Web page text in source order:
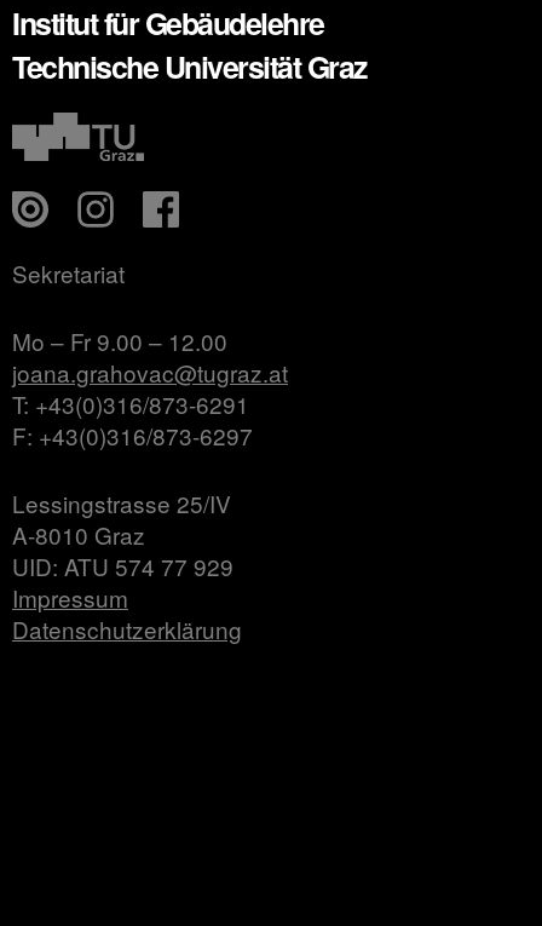
Institut für Gebäudelehre
Technische Universität Graz
Sekretariat
Mo – Fr 9.00 – 12.00
joana.grahovac@tugraz.at
T: +43(0)316/873-6291
F: +43(0)316/873-6297
Lessingstrasse 25/IV
A-8010 Graz
UID: ATU 574 77 929
Impressum
Datenschutzerklärung